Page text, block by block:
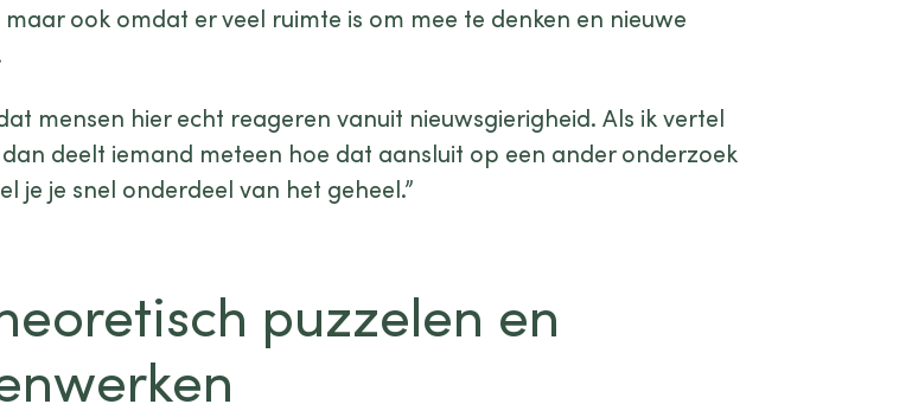
ook omdat er veel ruimte is om mee te denken en nieuwe
mensen hier echt reageren vanuit nieuwsgierigheid. Als ik vertel
deelt iemand meteen hoe dat aansluit op een ander onderzoek
je je snel onderdeel van het geheel.”
puzzelen en